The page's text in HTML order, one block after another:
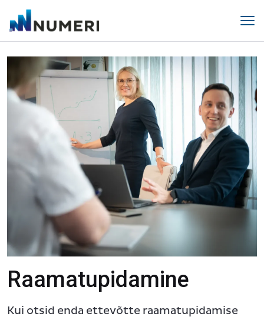
Raamatupidamine
Kui otsid enda ettevõtte raamatupidamise